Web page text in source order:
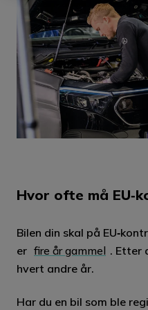
Hvor ofte må
Bilen din skal på
er fire år gammel . Etter
hvert andre år.
Har du en bil som ble